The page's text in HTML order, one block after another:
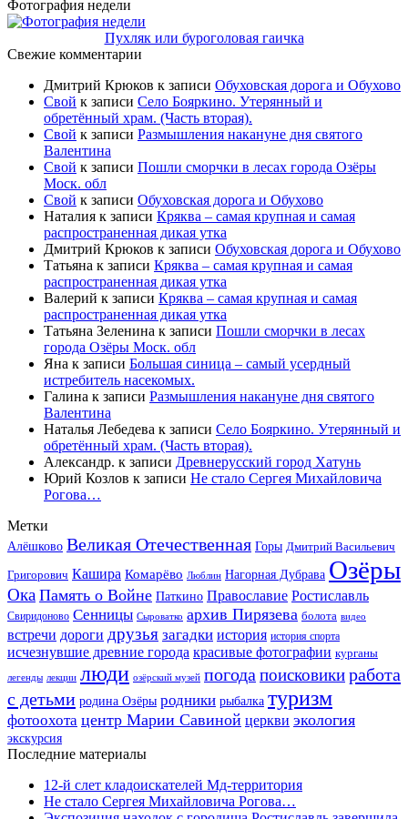
Фотография недели
Пухляк или буроголовая гаичка
Свежие комментарии
Дмитрий Крюков к записи Обуховская дорога и Обухово
Свой к записи Село Бояркино. Утерянный и
обретённый храм. (Часть вторая).
Свой к записи Размышления накануне дня святого
Валентина
Свой к записи Пошли сморчки в лесах города Озёры
Моск. обл
Свой к записи Обуховская дорога и Обухово
Наталия к записи Кряква – самая крупная и самая
распространенная дикая утка
Дмитрий Крюков к записи Обуховская дорога и Обухово
Татьяна к записи Кряква – самая крупная и самая
распространенная дикая утка
Валерий к записи Кряква – самая крупная и самая
распространенная дикая утка
Татьяна Зеленина к записи Пошли сморчки в лесах
города Озёры Моск. обл
Яна к записи Большая синица – самый усердный
истребитель насекомых.
Галина к записи Размышления накануне дня святого
Валентина
Наталья Лебедева к записи Село Бояркино. Утерянный и
обретённый храм. (Часть вторая).
Александр. к записи Древнерусский город Хатунь
Юрий Козлов к записи Не стало Сергея Михайловича
Рогова…
Метки
Алёшково Великая Отечественная Горы Дмитрий Васильевич
Григорович Кашира Комарёво Люблин Нагорная Дубрава Озёры
Ока Память о Войне Паткино Православие Ростиславль
Свиридоново Сенницы Сыроватко архив Пирязева болота видео
встречи дороги друзья загадки история история спорта
исчезнувшие древние города красивые фотографии курганы
легенды лекции люди озёрский музей погодапоисковикиработа
с детьми родина Озёры родники рыбалка туризм
фотоохота центр Марии Савиной церкви экология
экскурсия
Последние материалы
12-й слет кладоискателей Мд-территория
Не стало Сергея Михайловича Рогова…